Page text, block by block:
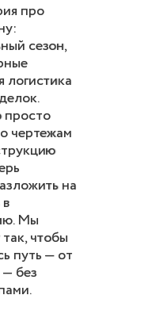
про
сезон,
логистика
просто
чертежам
на
Мы
чтобы
путь — от
без